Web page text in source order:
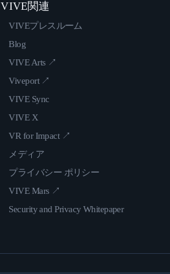
VIVE関連
VIVEプレスルーム
Blog
VIVE Arts ↗
Viveport ↗
VIVE Sync
VIVE X
VR for Impact ↗
メディア
プライバシー ポリシー
VIVE Mars ↗
Security and Privacy Whitepaper